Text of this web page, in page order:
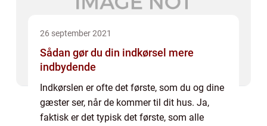
26 september 2021
Sådan gør du din indkørsel mere
indbydende
Indkørslen er ofte det første, som du og dine
gæster ser, når de kommer til dit hus. Ja,
faktisk er det typisk det første, som alle